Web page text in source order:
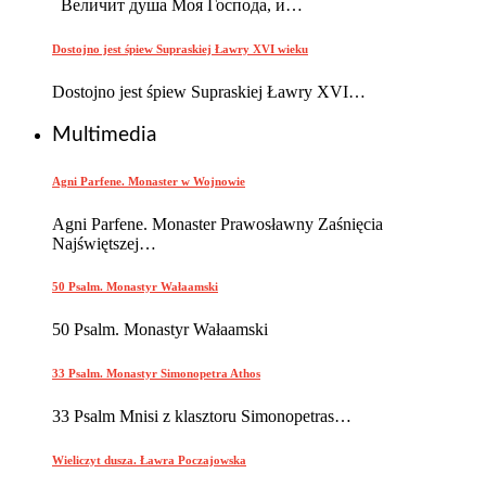
Вели́чит душа́ Моя́ Го́спода, и…
Dostojno jest śpiew Supraskiej Ławry XVI wieku
Dostojno jest śpiew Supraskiej Ławry XVI…
Multimedia
Agni Parfene. Monaster w Wojnowie
Agni Parfene. Monaster Prawosławny Zaśnięcia
Najświętszej…
50 Psalm. Monastyr Wałaamski
50 Psalm. Monastyr Wałaamski
33 Psalm. Monastyr Simonopetra Athos
33 Psalm Mnisi z klasztoru Simonopetras…
Wieliczyt dusza. Ławra Poczajowska